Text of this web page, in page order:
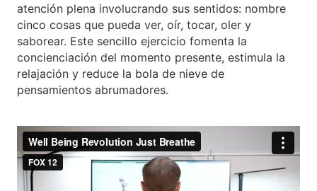
atención plena involucrando sus sentidos: nombre
cinco cosas que pueda ver, oír, tocar, oler y
saborear. Este sencillo ejercicio fomenta la
concienciación del momento presente, estimula la
relajación y reduce la bola de nieve de
pensamientos abrumadores.